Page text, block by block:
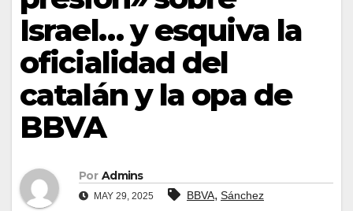
Israel… y esquiva la
oficialidad del
catalán y la opa de
BBVA
Por Admins
MAY 29, 2025 BBVA, Sánchez